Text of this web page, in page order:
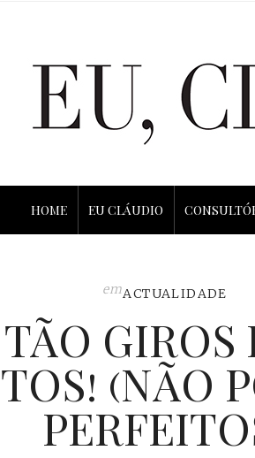
HOME EU CLÁUDIO
emACTUALIDADE
GIROS
(NÃO